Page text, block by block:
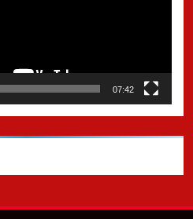
07:42